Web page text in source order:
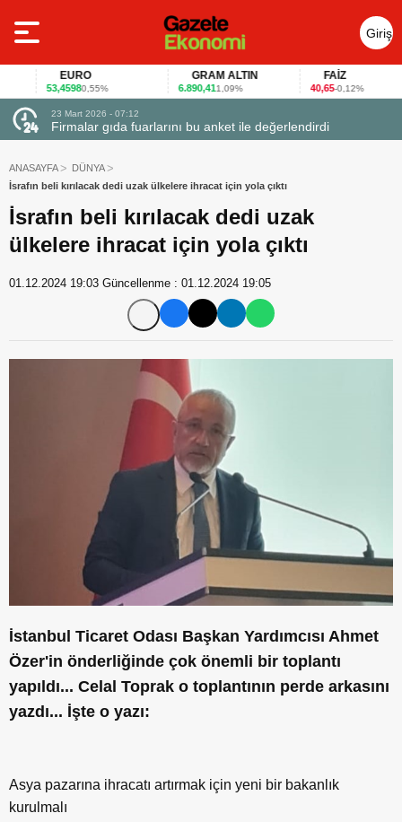
Giriş
Yap
EURO
53,45980,55%
GRAM ALTIN
6.890,411,09%
FAİZ
40,65-0,12%
23 Mart 2026 - 07:12
Firmalar gıda fuarlarını bu anket ile değerlendirdi
ANASAYFA
DÜNYA
İsrafın beli kırılacak dedi uzak ülkelere ihracat için yola çıktı
İsrafın beli kırılacak dedi uzak
ülkelere ihracat için yola çıktı
01.12.2024 19:03 Güncellenme : 01.12.2024 19:05
İstanbul Ticaret Odası Başkan Yardımcısı Ahmet
Özer'in önderliğinde çok önemli bir toplantı
yapıldı... Celal Toprak o toplantının perde arkasını
yazdı... İşte o yazı:
Asya pazarına ihracatı artırmak için yeni bir bakanlık
kurulmalı